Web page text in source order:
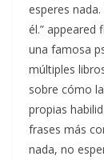
esperes
él.” appeared
una famosa
múltiples
sobre cómo
propias
frases más
nada, no